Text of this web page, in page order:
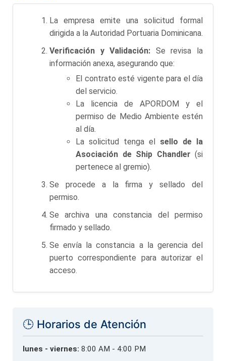
La empresa emite una solicitud formal
dirigida a la Autoridad Portuaria Dominicana.
Verificación y Validación: Se revisa la
información anexa, asegurando que:
El contrato esté vigente para el día
del servicio.
La licencia de APORDOM y el
permiso de Medio Ambiente estén
al día.
La solicitud tenga el sello de la
Asociación de Ship Chandler (si
pertenece al gremio).
Se procede a la firma y sellado del
permiso.
Se archiva una constancia del permiso
firmado y sellado.
Se envía la constancia a la gerencia del
puerto correspondiente para autorizar el
acceso.
🕒 Horarios de Atención
lunes - viernes: 8:00 AM - 4:00 PM